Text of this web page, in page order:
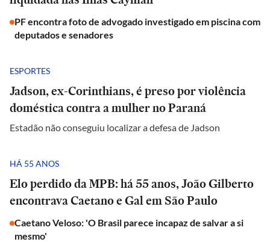
PF encontra foto de advogado investigado em piscina com
deputados e senadores
ESPORTES
Jadson, ex-Corinthians, é preso por violência
doméstica contra a mulher no Paraná
Estadão não conseguiu localizar a defesa de Jadson
HÁ 55 ANOS
Elo perdido da MPB: há 55 anos, João Gilberto
encontrava Caetano e Gal em São Paulo
Caetano Veloso: 'O Brasil parece incapaz de salvar a si
mesmo'